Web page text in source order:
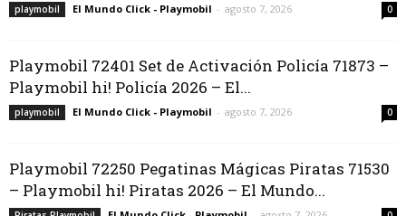
playmobil El Mundo Click - Playmobil - agosto 7, 2026 0
Playmobil 72401 Set de Activación Policía 71873 –
Playmobil hi! Policía 2026 – El...
playmobil El Mundo Click - Playmobil - agosto 7, 2026 0
Playmobil 72250 Pegatinas Mágicas Piratas 71530
– Playmobil hi! Piratas 2026 – El Mundo...